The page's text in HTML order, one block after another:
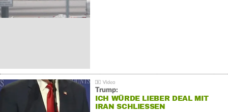
Trump:
ICH WÜRDE LIEBER DEAL MIT
IRAN SCHLIESSEN